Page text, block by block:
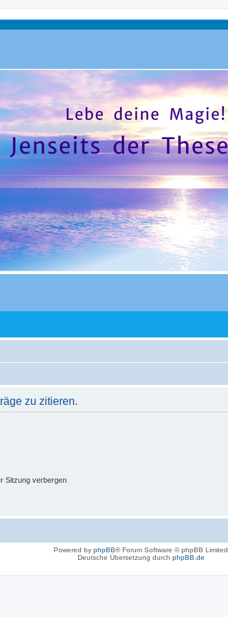
zu zitieren.
Sitzung verbergen
Powered by phpBB® Forum Software © phpBB Limited
Deutsche Übersetzung durch phpBB.de